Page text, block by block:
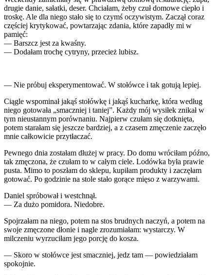
drugie danie, sałatki, deser. Chciałam, żeby czuł domowe ciepło i
troskę. Ale dla niego stało się to czymś oczywistym. Zaczął coraz
częściej krytykować, powtarzając zdania, które zapadły mi w
pamięć:
— Barszcz jest za kwaśny.
— Dodałam trochę cytryny, przecież lubisz.
— Nie próbuj eksperymentować. W stołówce i tak gotują lepiej.
Ciągle wspominał jakąś stołówkę i jakąś kucharkę, która według
niego gotowała „smaczniej i taniej”. Każdy mój wysiłek znikał w
tym nieustannym porównaniu. Najpierw czułam się dotknięta,
potem starałam się jeszcze bardziej, a z czasem zmęczenie zaczęło
mnie całkowicie przytłaczać.
Pewnego dnia zostałam dłużej w pracy. Do domu wróciłam późno,
tak zmęczona, że czułam to w całym ciele. Lodówka była prawie
pusta. Mimo to poszłam do sklepu, kupiłam produkty i zaczęłam
gotować. Po godzinie na stole stało gorące mięso z warzywami.
Daniel spróbował i westchnął.
— Za dużo pomidora. Niedobre.
Spojrzałam na niego, potem na stos brudnych naczyń, a potem na
swoje zmęczone dłonie i nagle zrozumiałam: wystarczy. W
milczeniu wyrzuciłam jego porcję do kosza.
— Skoro w stołówce jest smaczniej, jedz tam — powiedziałam
spokojnie.